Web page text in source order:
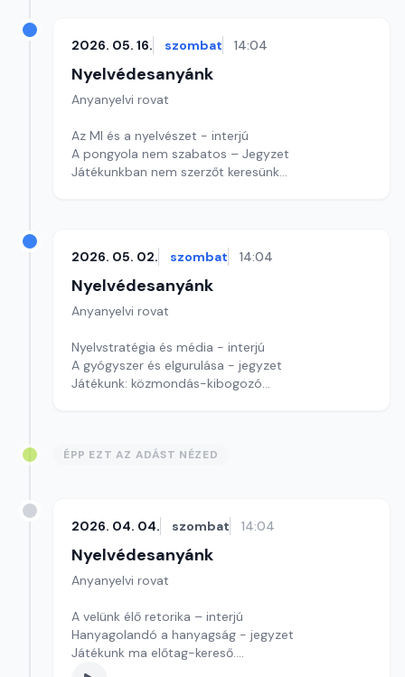
2026. 05. 16. szombat 14:04
Nyelvédesanyánk
Anyanyelvi rovat
Az MI és a nyelvészet - interjú
A pongyola nem szabatos – Jegyzet
Játékunkban nem szerzőt keresünk
2026. 05. 02. szombat 14:04
Nyelvédesanyánk
Anyanyelvi rovat
Nyelvstratégia és média - interjú
A gyógyszer és elgurulása - jegyzet
Játékunk: közmondás-kibogozó
ÉPP EZT AZ ADÁST NÉZED
2026. 04. 04. szombat 14:04
Nyelvédesanyánk
Anyanyelvi rovat
A velünk élő retorika – interjú
Hanyagolandó a hanyagság - jegyzet
Játékunk ma előtag-kereső.